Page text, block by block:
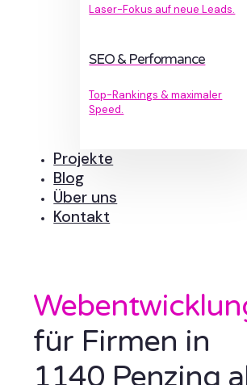
Laser-Fokus auf neue Leads.
SEO & Performance
Top-Rankings & maximaler
Speed.
Projekte
Blog
Über uns
Kontakt
für Firmen in
1140 Penzing